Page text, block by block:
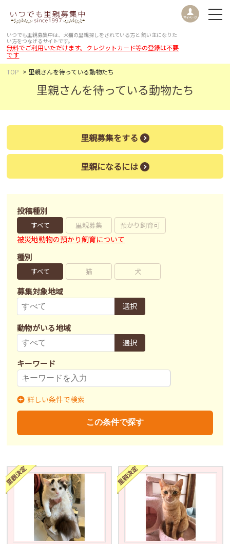
いつでも里親募集中は、犬猫の里親探しをされている方と 飼い主になりた
い方をつなげるサイトです。
無料でご利用いただけます。クレジットカード等の登録は不要
です
TOP
里親さんを待っている動物たち
里親さんを待っている動物たち
里親募集をする
里親になるには
投稿種別
すべて 里親募集 預かり飼育可
被災地動物の預かり飼育について
種別
すべて 猫 犬
募集対象地域
選択
動物がいる地域
選択
キーワード
募集状況
不妊去勢手術
済 未 不明
詳しい条件で検索
この条件で探す